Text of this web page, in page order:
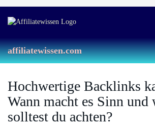
main
affiliatewissen.com
Hochwertige Backlinks
Wann macht es Sinn und
solltest du achten?